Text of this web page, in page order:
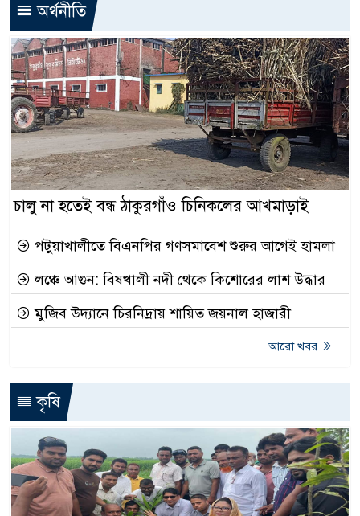
অর্থনীতি
চালু না হতেই বন্ধ ঠাকুরগাঁও চিনিকলের আখমাড়াই
পটুয়াখালীতে বিএনপির গণসমাবেশ শুরুর আগেই হামলা
লঞ্চে আগুন: বিষখালী নদী থেকে কিশোরের লাশ উদ্ধার
মুজিব উদ্যানে চিরনিদ্রায় শায়িত জয়নাল হাজারী
আরো খবর
কৃষি